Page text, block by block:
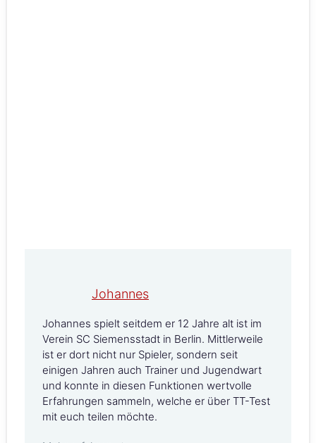
Johannes
Johannes spielt seitdem er 12 Jahre alt ist im
Verein SC Siemensstadt in Berlin. Mittlerweile
ist er dort nicht nur Spieler, sondern seit
einigen Jahren auch Trainer und Jugendwart
und konnte in diesen Funktionen wertvolle
Erfahrungen sammeln, welche er über TT-Test
mit euch teilen möchte.